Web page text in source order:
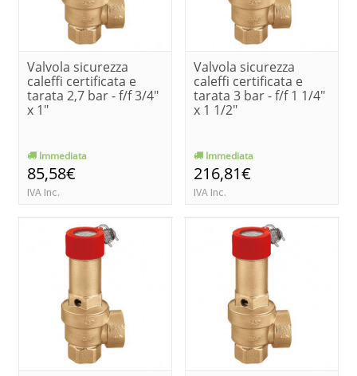
Valvola sicurezza
caleffi certificata e
tarata 2,7 bar - f/f 3/4"
x 1"
Immediata
85,58€
IVA Inc.
Valvola sicurezza
caleffi certificata e
tarata 3 bar - f/f 1 1/4"
x 1 1/2"
Immediata
216,81€
IVA Inc.